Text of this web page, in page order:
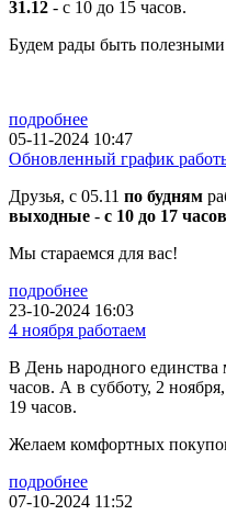
31.12 - с 10 до 15 часов.
Будем рады быть
подробнее
05-11-2024 10:47
Обновленный график
Друзья, с 05.11 по будням
выходные - с 10 до 17 часов
Мы стараемся для вас!
подробнее
23-10-2024 16:03
4 ноября работаем
В День народного единства
часов. А в субботу, 2
19 часов.
Желаем комфортных
подробнее
07-10-2024 11:52